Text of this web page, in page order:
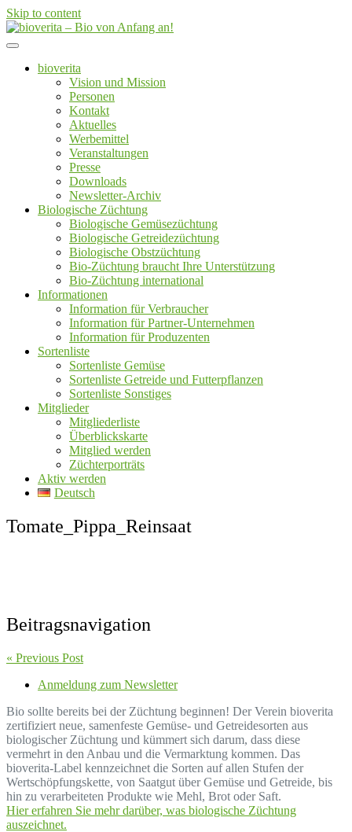
Skip to content
bioverita – Bio von Anfang an!
bioverita
Vision und Mission
Personen
Kontakt
Aktuelles
Werbemittel
Veranstaltungen
Presse
Downloads
Newsletter-Archiv
Biologische Züchtung
Biologische Gemüsezüchtung
Biologische Getreidezüchtung
Biologische Obstzüchtung
Bio-Züchtung braucht Ihre Unterstützung
Bio-Züchtung international
Informationen
Information für Verbraucher
Information für Partner-Unternehmen
Information für Produzenten
Sortenliste
Sortenliste Gemüse
Sortenliste Getreide und Futterpflanzen
Sortenliste Sonstiges
Mitglieder
Mitgliederliste
Überblickskarte
Mitglied werden
Züchterporträts
Aktiv werden
Deutsch
Tomate_Pippa_Reinsaat
Beitragsnavigation
« Previous Post
Anmeldung zum Newsletter
Bio sollte bereits bei der Züchtung beginnen! Der Verein bioverita
zertifiziert neue, samenfeste Gemüse- und Getreidesorten aus
biologischer Züchtung und kümmert sich darum, dass diese
vermehrt in den Anbau und die Vermarktung kommen. Das
bioverita-Label kennzeichnet die Sorten auf allen Stufen der
Wertschöpfungskette, von Saatgut über Gemüse und Getreide, bis
hin zu verarbeiteten Produkte wie Mehl, Brot oder Saft.
Hier erfahren Sie mehr darüber, was biologische Züchtung
auszeichnet.